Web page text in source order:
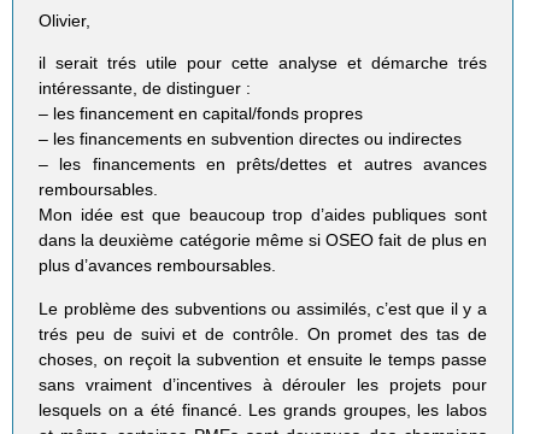
Olivier,
il serait trés utile pour cette analyse et démarche trés
intéressante, de distinguer :
– les financement en capital/fonds propres
– les financements en subvention directes ou indirectes
– les financements en prêts/dettes et autres avances
remboursables.
Mon idée est que beaucoup trop d’aides publiques sont
dans la deuxième catégorie même si OSEO fait de plus en
plus d’avances remboursables.
Le problème des subventions ou assimilés, c’est que il y a
trés peu de suivi et de contrôle. On promet des tas de
choses, on reçoit la subvention et ensuite le temps passe
sans vraiment d’incentives à dérouler les projets pour
lesquels on a été financé. Les grands groupes, les labos